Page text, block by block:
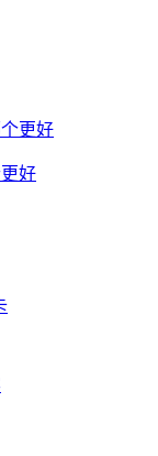
好